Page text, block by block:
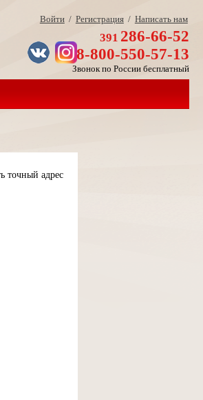
Войти/ Регистрация/ Написать нам
391 286-66-52
8-800-550-57-13
Звонок по России бесплатный
точный адрес